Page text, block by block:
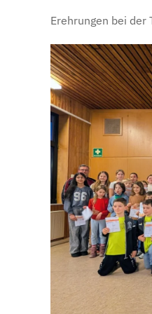
Erehrungen bei der